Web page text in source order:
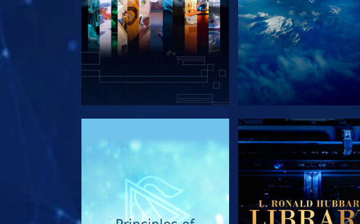
EXPLORA LAS SERIES EXPLORA LAS SERIES